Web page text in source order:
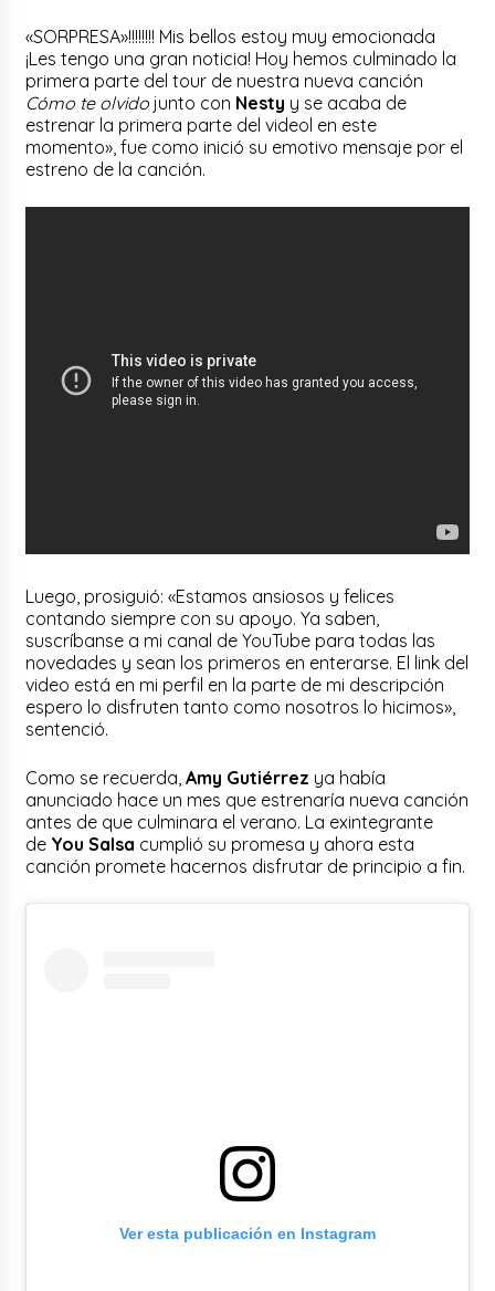
«SORPRESA»!!!!!!!! Mis bellos estoy muy emocionada
¡Les tengo una gran noticia! Hoy hemos culminado la
primera parte del tour de nuestra nueva canción
Cómo te olvido junto con Nesty y se acaba de
estrenar la primera parte del videol en este
momento», fue como inició su emotivo mensaje por el
estreno de la canción.
Luego, prosiguió: «Estamos ansiosos y felices
contando siempre con su apoyo. Ya saben,
suscríbanse a mi canal de YouTube para todas las
novedades y sean los primeros en enterarse. El link del
video está en mi perfil en la parte de mi descripción
espero lo disfruten tanto como nosotros lo hicimos»,
sentenció.
Como se recuerda,Amy Gutiérrez ya había
anunciado hace un mes que estrenaría nueva canción
antes de que culminara el verano. La exintegrante
de You Salsa cumplió su promesa y ahora esta
canción promete hacernos disfrutar de principio a fin.
Ver esta publicación en Instagram